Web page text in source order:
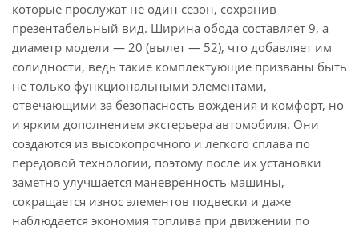
которые прослужат не один сезон, сохранив
презентабельный вид. Ширина обода составляет 9, а
диаметр модели — 20 (вылет — 52), что добавляет им
солидности, ведь такие комплектующие призваны быть
не только функциональными элементами,
отвечающими за безопасность вождения и комфорт, но
и ярким дополнением экстерьера автомобиля. Они
создаются из высокопрочного и легкого сплава по
передовой технологии, поэтому после их установки
заметно улучшается маневренность машины,
сокращается износ элементов подвески и даже
наблюдается экономия топлива при движении по